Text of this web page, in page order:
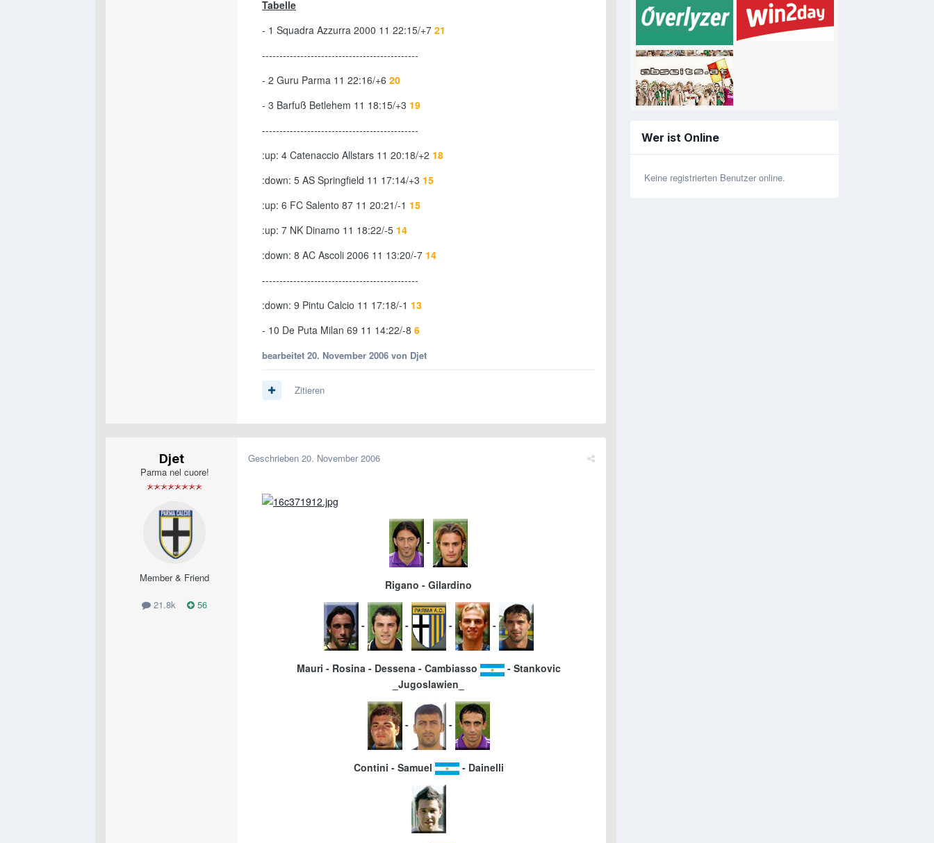
Tabelle
- 1 Squadra Azzurra 2000 11 22:15/+7 21
---------------------------------------------
- 2 Guru Parma 11 22:16/+6 20
- 3 Barfuß Betlehem 11 18:15/+3 19
---------------------------------------------
:up: 4 Catenaccio Allstars 11 20:18/+2 18
:down: 5 AS Springfield 11 17:14/+3 15
:up: 6 FC Salento 87 11 20:21/-1 15
:up: 7 NK Dinamo 11 18:22/-5 14
:down: 8 AC Ascoli 2006 11 13:20/-7 14
---------------------------------------------
:down: 9 Pintu Calcio 11 17:18/-1 13
- 10 De Puta Milan 69 11 14:22/-8 6
bearbeitet 20. November 2006 von Djet
Zitieren
Djet
Parma nel cuore!
Member & Friend
21.8k 56
Geschrieben 20. November 2006
-
Rigano - Gilardino
- - - -
Mauri - Rosina - Dessena - Cambiasso
- Stankovic
_Jugoslawien_
- -
Contini - Samuel - Dainelli
Wer ist Online
Keine registrierten Benutzer online.